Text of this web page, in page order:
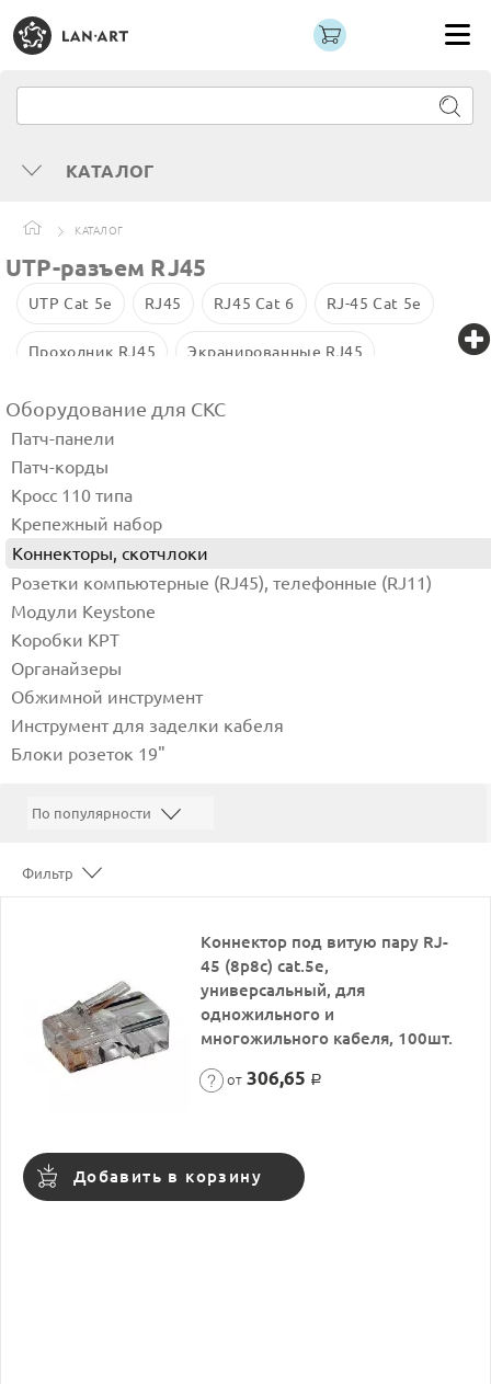
КАТАЛОГ
КАТАЛОГ
UTP-разъем RJ45
UTP Cat 5e RJ45 RJ45 Cat 6 RJ-45 Cat 5e
Проходник RJ45 Экранированные RJ45
F/UTP Cat.5e Cat 6 со вставкой
Оборудование для СКС
Патч-панели
Патч-корды
Кросс 110 типа
Крепежный набор
Коннекторы, скотчлоки
Розетки компьютерные (RJ45), телефонные (RJ11)
Модули Keystone
Коробки КРТ
Органайзеры
Обжимной инструмент
Инструмент для заделки кабеля
Блоки розеток 19"
Фильтр
Коннектор под витую пару RJ-
45 (8p8c) cat.5е,
универсальный, для
одножильного и
многожильного кабеля, 100шт.
от 306,65 Р
Добавить в корзину